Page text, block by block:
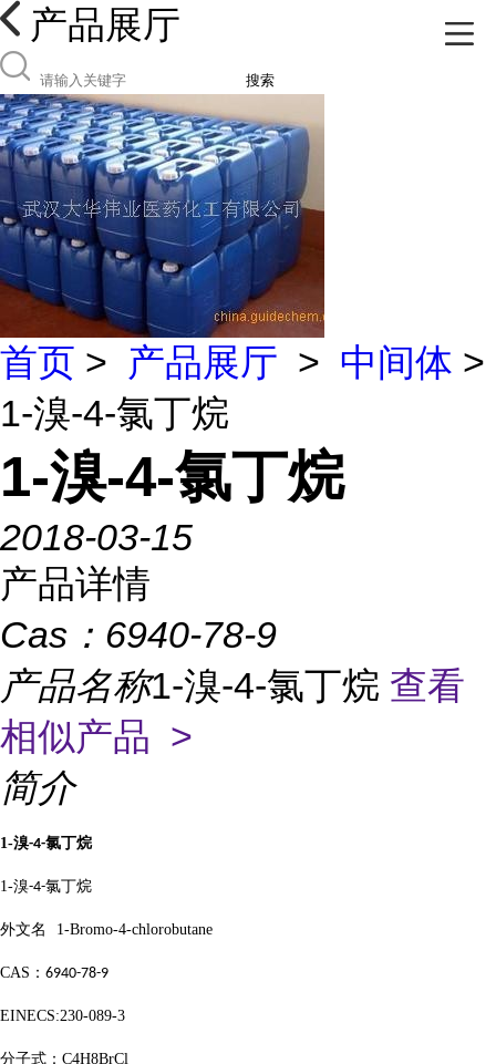
产品展厅
搜索
首页 > 产品展厅 > 中间体 >
1-溴-4-氯丁烷
1-溴-4-氯丁烷
2018-03-15
产品详情
Cas： 6940-78-9
产品名称1-溴-4-氯丁烷 查看
相似产品 >
简介
1-溴-4-氯丁烷
1-溴-4-氯丁烷
外文名 1-Bromo-4-chlorobutane
CAS ： 6940-78-9
EINECS:230-089-3
分子式： C4H8BrCl